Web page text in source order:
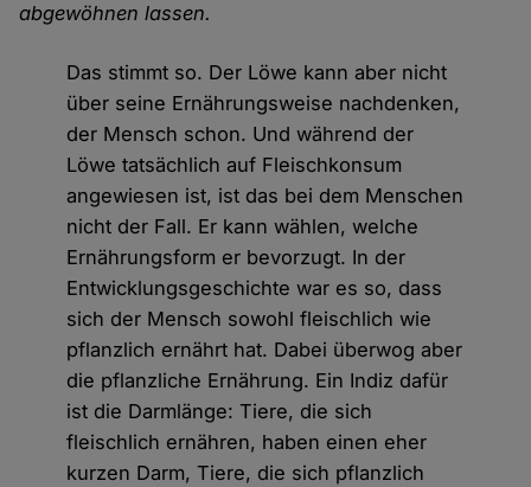
abgewöhnen lassen.
Das stimmt so. Der Löwe kann aber nicht
über seine Ernährungsweise nachdenken,
der Mensch schon. Und während der
Löwe tatsächlich auf Fleischkonsum
angewiesen ist, ist das bei dem Menschen
nicht der Fall. Er kann wählen, welche
Ernährungsform er bevorzugt. In der
Entwicklungsgeschichte war es so, dass
sich der Mensch sowohl fleischlich wie
pflanzlich ernährt hat. Dabei überwog aber
die pflanzliche Ernährung. Ein Indiz dafür
ist die Darmlänge: Tiere, die sich
fleischlich ernähren, haben einen eher
kurzen Darm, Tiere, die sich pflanzlich